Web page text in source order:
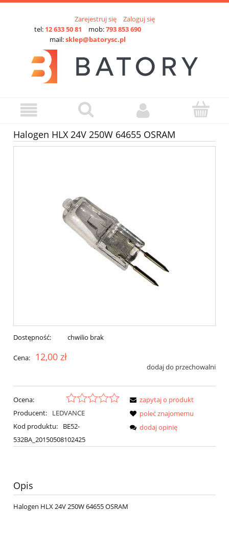
Zarejestruj się
Zaloguj się
tel: 12 633 50 81 mob:793 853 690
mail:sklep@batorysc.pl
Halogen HLX 24V 250W 64655 OSRAM
Dostępność: chwilio brak
Cena: 12,00 zł
dodaj do przechowalni
Ocena:
Producent:
LEDVANCE
Kod produktu:
BE52-
532BA_20150508102425
zapytaj o produkt
poleć znajomemu
dodaj opinię
Opis
Halogen HLX 24V 250W 64655 OSRAM